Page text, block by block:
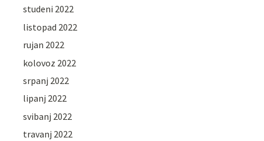
studeni 2022
listopad 2022
rujan 2022
kolovoz 2022
srpanj 2022
lipanj 2022
svibanj 2022
travanj 2022